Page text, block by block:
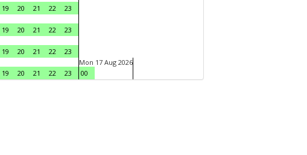
19 20 21 22
23
19 20 21 22
23
19 20 21 22
23
19 20 21 22 23
Mon 17 Aug 2026
00